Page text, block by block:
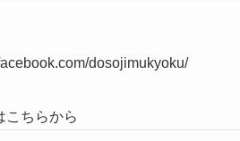
dosojimukyoku/
ちらから